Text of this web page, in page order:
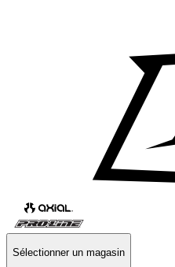
Sélectionner un magasin